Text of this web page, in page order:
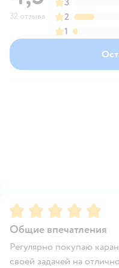
32 отзыва
2
1
Рейтинг:5
Общие впечатления
Регулярно покупаю
своей задачей на